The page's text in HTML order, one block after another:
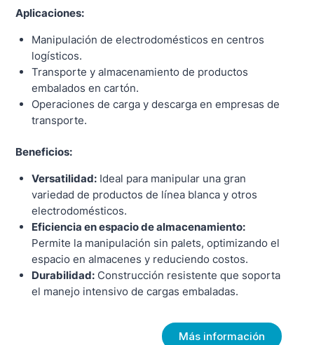
Aplicaciones:
Manipulación de electrodomésticos en centros
logísticos.
Transporte y almacenamiento de productos
embalados en cartón.
Operaciones de carga y descarga en empresas de
transporte.
Beneficios:
Versatilidad:Ideal para manipular una gran
variedad de productos de línea blanca y otros
electrodomésticos.
Eficiencia en espacio de almacenamiento:
Permite la manipulación sin palets, optimizando el
espacio en almacenes y reduciendo costos.
Durabilidad:Construcción resistente que soporta
el manejo intensivo de cargas embaladas.
Más información